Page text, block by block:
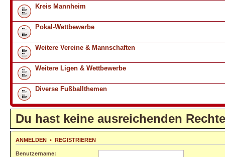
Kreis Mannheim
Pokal-Wettbewerbe
Weitere Vereine & Mannschaften
Weitere Ligen & Wettbewerbe
Diverse Fußballthemen
Du hast keine ausreichenden
ANMELDEN • REGISTRIEREN
Benutzername: